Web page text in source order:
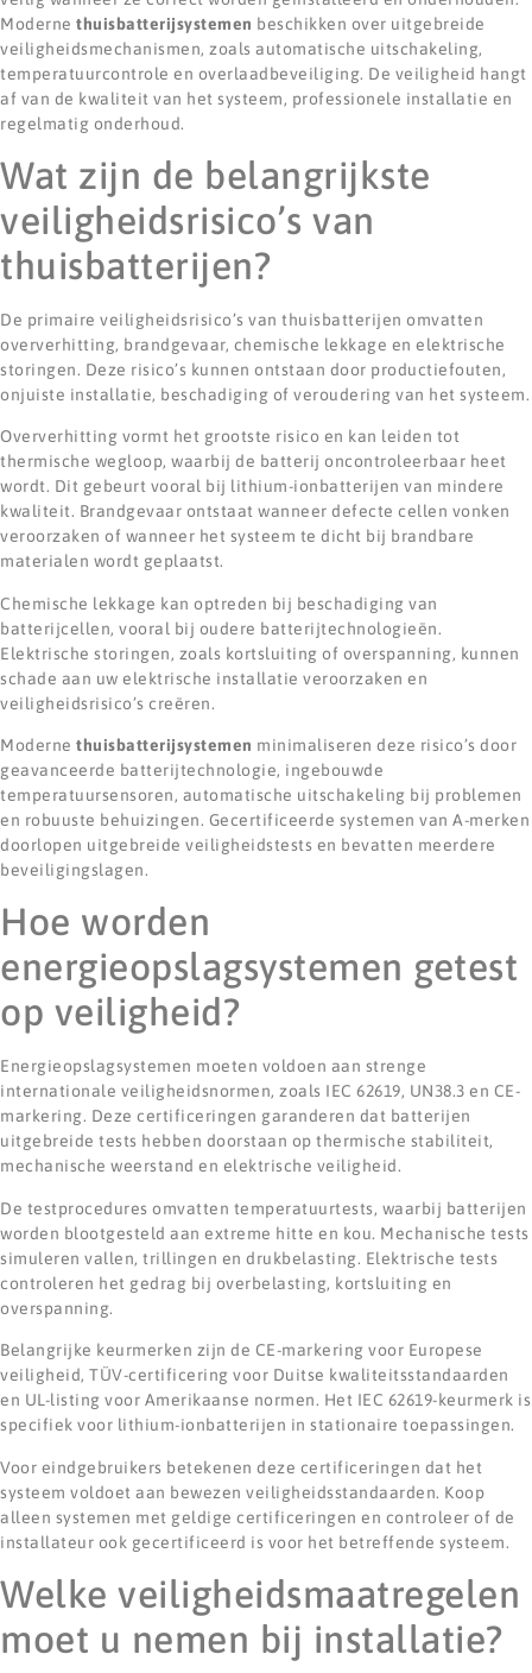
Moderne thuisbatterijsystemen beschikken over uitgebreide
veiligheidsmechanismen, zoals automatische uitschakeling,
temperatuurcontrole en overlaadbeveiliging. De veiligheid hangt
af van de kwaliteit van het systeem, professionele installatie en
regelmatig onderhoud.
Wat zijn de belangrijkste
veiligheidsrisico’s van
thuisbatterijen?
De primaire veiligheidsrisico’s van thuisbatterijen omvatten
oververhitting, brandgevaar, chemische lekkage en elektrische
storingen. Deze risico’s kunnen ontstaan door productiefouten,
onjuiste installatie, beschadiging of veroudering van het systeem.
Oververhitting vormt het grootste risico en kan leiden tot
thermische wegloop, waarbij de batterij oncontroleerbaar heet
wordt. Dit gebeurt vooral bij lithium-ionbatterijen van mindere
kwaliteit. Brandgevaar ontstaat wanneer defecte cellen vonken
veroorzaken of wanneer het systeem te dicht bij brandbare
materialen wordt geplaatst.
Chemische lekkage kan optreden bij beschadiging van
batterijcellen, vooral bij oudere batterijtechnologieën.
Elektrische storingen, zoals kortsluiting of overspanning, kunnen
schade aan uw elektrische installatie veroorzaken en
veiligheidsrisico’s creëren.
Moderne thuisbatterijsystemen minimaliseren deze risico’s door
geavanceerde batterijtechnologie, ingebouwde
temperatuursensoren, automatische uitschakeling bij problemen
en robuuste behuizingen. Gecertificeerde systemen van A-merken
doorlopen uitgebreide veiligheidstests en bevatten meerdere
beveiligingslagen.
Hoe worden
energieopslagsystemen getest
op veiligheid?
Energieopslagsystemen moeten voldoen aan strenge
internationale veiligheidsnormen, zoals IEC 62619, UN38.3 en CE-
markering. Deze certificeringen garanderen dat batterijen
uitgebreide tests hebben doorstaan op thermische stabiliteit,
mechanische weerstand en elektrische veiligheid.
De testprocedures omvatten temperatuurtests, waarbij batterijen
worden blootgesteld aan extreme hitte en kou. Mechanische tests
simuleren vallen, trillingen en drukbelasting. Elektrische tests
controleren het gedrag bij overbelasting, kortsluiting en
overspanning.
Belangrijke keurmerken zijn de CE-markering voor Europese
veiligheid, TÜV-certificering voor Duitse kwaliteitsstandaarden
en UL-listing voor Amerikaanse normen. Het IEC 62619-keurmerk is
specifiek voor lithium-ionbatterijen in stationaire toepassingen.
Voor eindgebruikers betekenen deze certificeringen dat het
systeem voldoet aan bewezen veiligheidsstandaarden. Koop
alleen systemen met geldige certificeringen en controleer of de
installateur ook gecertificeerd is voor het betreffende systeem.
Welke veiligheidsmaatregelen
moet u nemen bij installatie?